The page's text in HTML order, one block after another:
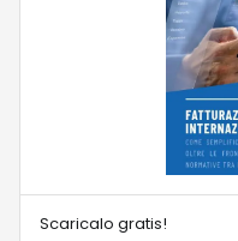
Scaricalo gratis!